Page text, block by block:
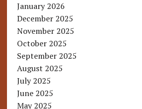
January 2026
December 2025
November 2025
October 2025
September 2025
August 2025
July 2025
June 2025
May 2025